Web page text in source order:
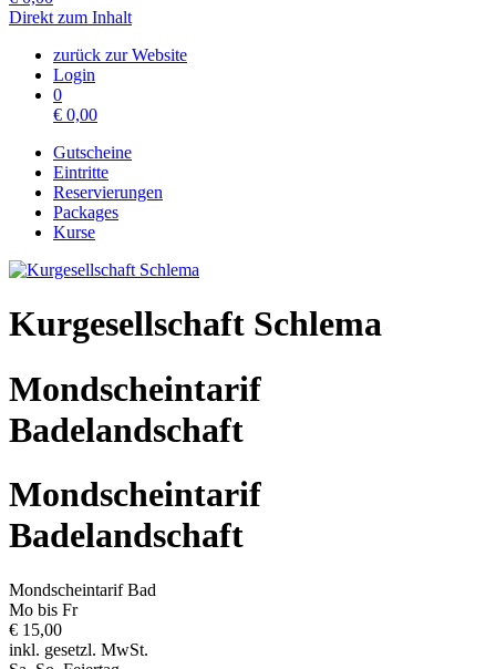
Direkt zum Inhalt
zurück zur Website
Login
0
€ 0,00
Gutscheine
Eintritte
Reservierungen
Packages
Kurse
Kurgesellschaft Schlema
Mondscheintarif
Badelandschaft
Mondscheintarif
Badelandschaft
Mondscheintarif Bad
Mo bis Fr
€ 15,00
inkl. gesetzl. MwSt.